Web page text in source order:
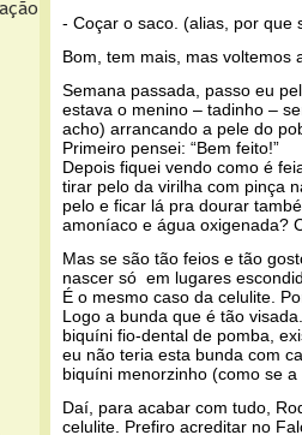
- Coçar o saco. (alias, por que
Bom, tem mais, mas voltemos
Semana passada, passo eu
estava o menino – tadinho –
acho) arrancando a pele do
Primeiro pensei: “Bem feito!”
Depois fiquei vendo como é
tirar pelo da virilha com pinça
pelo e ficar lá pra dourar
amoníaco e água oxigenada?
Mas se são tão feios e tão
nascer só em lugares
É o mesmo caso da celulite.
Logo a bunda que é tão
biquíni fio-dental de pomba,
eu não teria esta bunda com
biquíni menorzinho (como se
Daí, para acabar com tudo,
celulite. Prefiro acreditar no